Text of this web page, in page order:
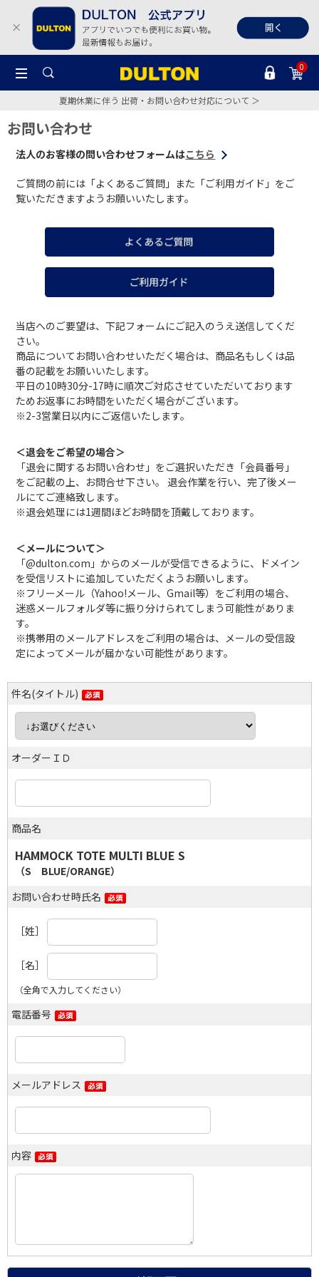
0
夏期休業に伴う 出荷・お問い合わせ対応について ＞
お問い合わせ
法人のお客様の問い合わせフォームはこちら
ご質問の前には「よくあるご質問」また「ご利用ガイド」をご
覧いただきますようお願いいたします。
当店へのご要望は、下記フォームにご記入のうえ送信してくだ
さい。
商品についてお問い合わせいただく場合は、商品名もしくは品
番の記載をお願いいたします。
平日の10時30分-17時に順次ご対応させていただいております
ためお返事にお時間をいただく場合がございます。
※2-3営業日以内にご返信いたします。
＜退会をご希望の場合＞
「退会に関するお問い合わせ」をご選択いただき「会員番号」
をご記載の上、お問合せ下さい。 退会作業を行い、完了後メー
ルにてご連絡致します。
※退会処理には1週間ほどお時間を頂戴しております。
＜メールについて＞
「@dulton.com」からのメールが受信できるように、ドメイン
を受信リストに追加していただくようお願いします。
※フリーメール（Yahoo!メール、Gmail等）をご利用の場合、
迷惑メールフォルダ等に振り分けられてしまう可能性がありま
す。
※携帯用のメールアドレスをご利用の場合は、メールの受信設
定によってメールが届かない可能性があります。
件名(タイトル)
オーダーＩＤ
商品名
HAMMOCK TOTE MULTI BLUE S
（S BLUE/ORANGE）
お問い合わせ時氏名
［姓］
［名］
（全角で入力してください）
電話番号
メールアドレス
内容